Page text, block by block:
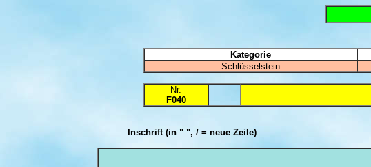
Kategorie
Schlüsselstein
Nr.
F040
Inschrift(in " ", / = neue Zeile)